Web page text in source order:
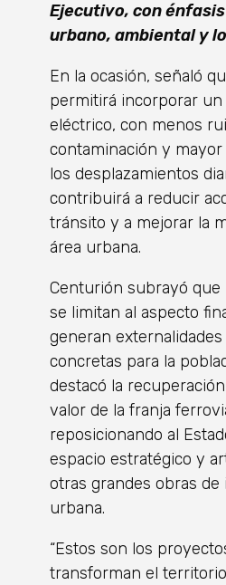
Ejecutivo, con
urbano, ambiental y
En la ocasión, señaló
permitirá incorporar un
eléctrico, con menos
contaminación y
los desplazamientos
contribuirá a reducir
tránsito y a mejorar la
área urbana.
Centurión subrayó que
se limitan al aspecto
generan
concretas para la
destacó la
valor de la franja
reposicionando al
espacio estratégico y
otras grandes obras
urbana.
“Estos son los
transforman el